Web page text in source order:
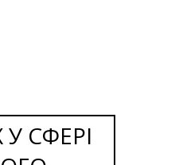
СФЕРІ